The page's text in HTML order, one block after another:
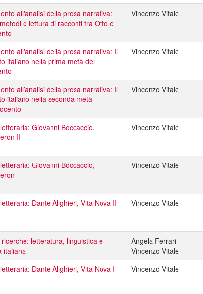
all'analisi della prosa narrativa:
e lettura di racconti tra Otto e
Vincenzo Vitale
all'analisi della prosa narrativa: Il
italiano nella prima metà del
Vincenzo Vitale
all’analisi della prosa narrativa: Il
italiano nella seconda metà
Vincenzo Vitale
Giovanni Boccaccio,
II
Vincenzo Vitale
Giovanni Boccaccio,
Vincenzo Vitale
Dante Alighieri, Vita Nova II Vincenzo Vitale
ricerche: letteratura, linguistica e
italiana
Angela Ferrari
Vincenzo Vitale
Dante Alighieri, Vita Nova I Vincenzo Vitale